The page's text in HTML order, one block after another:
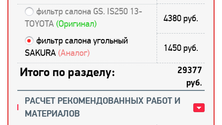
фильтр салона GS. IS250 13-
TOYOTA (Оригинал) 4380 руб.
фильтр салона угольный
SAKURA (Аналог) 1450 руб.
Итого по разделу:
29377
руб.
РАСЧЕТ РЕКОМЕНДОВАННЫХ РАБОТ И
МАТЕРИАЛОВ